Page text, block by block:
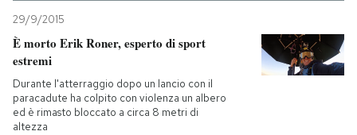
29/9/2015
È morto Erik Roner, esperto di sport
estremi
Durante l'atterraggio dopo un lancio con il
paracadute ha colpito con violenza un albero
ed è rimasto bloccato a circa 8 metri di
altezza